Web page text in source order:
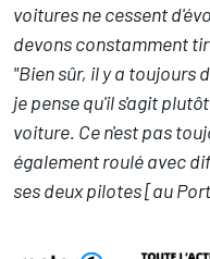
voitures ne cessent
devons constamment
"Bien sûr, il y a toujours
je pense qu'il s'agit
voiture. Ce n'est pas
également roulé avec
ses deux pilotes [au